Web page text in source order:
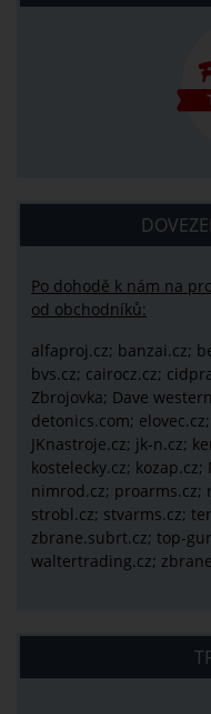
Po dohodě k nám na
od obchodníků:
alfaproj.cz; banzai.cz;
bvs.cz; cairocz.cz;
Zbrojovka; Dave
detonics.com;
JKnastroje.cz; jk-n.cz;
kostelecky.cz; kozap.cz;
nimrod.cz; proarms.cz;
strobl.cz; stvarms.cz;
zbrane.subrt.cz; top-
waltertrading.cz;